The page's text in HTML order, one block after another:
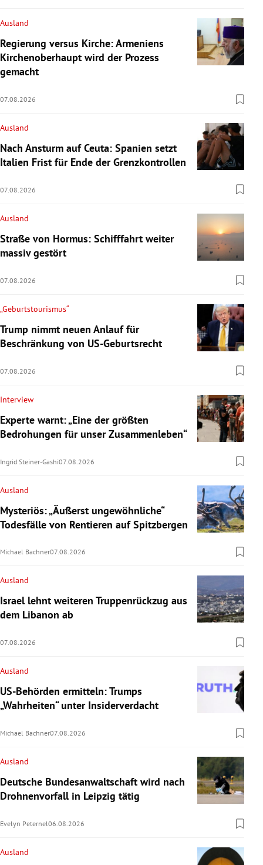
Ausland
Regierung versus Kirche: Armeniens
Kirchenoberhaupt wird der Prozess
gemacht
07.08.2026
Ausland
Nach Ansturm auf Ceuta: Spanien setzt
Italien Frist für Ende der Grenzkontrollen
07.08.2026
Ausland
Straße von Hormus: Schifffahrt weiter
massiv gestört
07.08.2026
„Geburtstourismus“
Trump nimmt neuen Anlauf für
Beschränkung von US-Geburtsrecht
07.08.2026
Interview
Experte warnt: „Eine der größten
Bedrohungen für unser Zusammenleben“
Ingrid Steiner-Gashi07.08.2026
Ausland
Mysteriös: „Äußerst ungewöhnliche“
Todesfälle von Rentieren auf Spitzbergen
Michael Bachner07.08.2026
Ausland
Israel lehnt weiteren Truppenrückzug aus
dem Libanon ab
07.08.2026
Ausland
US-Behörden ermitteln: Trumps
„Wahrheiten“ unter Insiderverdacht
Michael Bachner07.08.2026
Ausland
Deutsche Bundesanwaltschaft wird nach
Drohnenvorfall in Leipzig tätig
Evelyn Peternel06.08.2026
Ausland